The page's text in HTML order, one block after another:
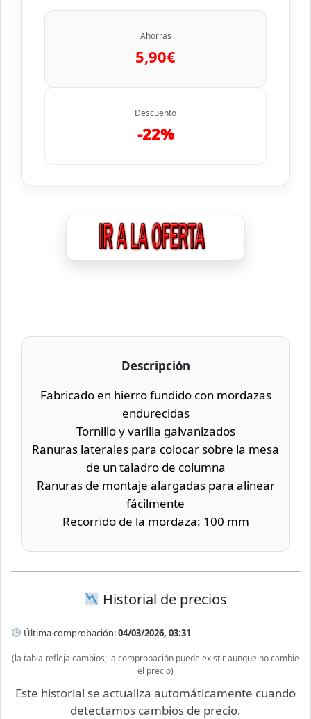
Ahorras
5,90€
Descuento
-22%
Descripción
Fabricado en hierro fundido con mordazas
endurecidas
Tornillo y varilla galvanizados
Ranuras laterales para colocar sobre la mesa
de un taladro de columna
Ranuras de montaje alargadas para alinear
fácilmente
Recorrido de la mordaza: 100 mm
Historial de precios
Última comprobación:04/03/2026, 03:31
(la tabla refleja cambios; la comprobación puede existir aunque no cambie
el precio)
Este historial se actualiza automáticamente cuando
detectamos cambios de precio.